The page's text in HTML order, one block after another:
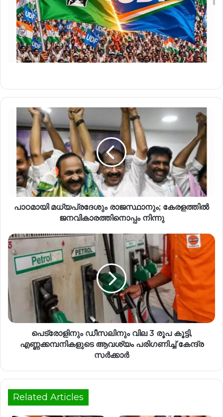
പാഠമായി മധ്യപ്രദേശും രാജസ്ഥാനും; കേരളത്തിൽ
ജനവികാരത്തിനൊപ്പം നിന്നു
പെട്രോളിനും ഡീസലിനും വില 3 രൂപ കൂട്ടി,
എണ്ണക്കമ്പനികളുടെ ആവശ്യം പരി​ഗണിച്ച് കേന്ദ്ര
സർക്കാർ
Related Articles